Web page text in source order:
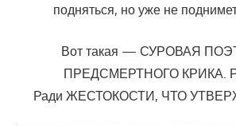
подняться, но уже не
Вот такая — СУРОВАЯ
ПРЕДСМЕРТНОГО КРИКА.
Ради ЖЕСТОКОСТИ, ЧТО